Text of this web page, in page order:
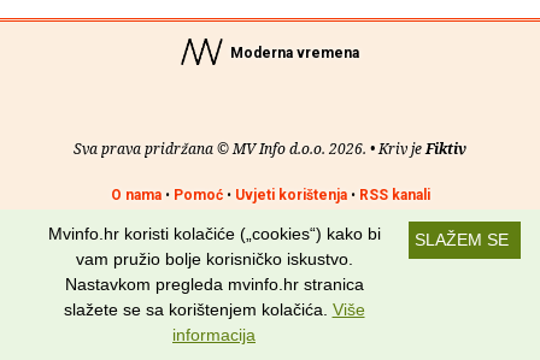
Moderna vremena
Sva prava pridržana © MV Info d.o.o. 2026. • Kriv jeFiktiv
O nama• Pomoć• Uvjeti korištenja• RSS kanali
Potraži nas na: SLAŽEM SE
Mvinfo.hr koristi kolačiće („cookies“) kako bi
vam pružio bolje korisničko iskustvo.
Nastavkom pregleda mvinfo.hr stranica
slažete se sa korištenjem kolačića. Više
informacija